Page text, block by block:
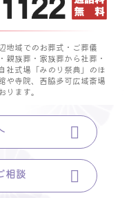
地域でのお葬式・ご葬儀
親族葬・家族葬から社葬・
自社式場「みのり祭典」のほ
寺院、 西脇多可広域斎場
ります。
相談